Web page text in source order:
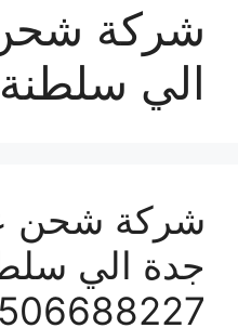
شركة
الي
شركة
جدة الي